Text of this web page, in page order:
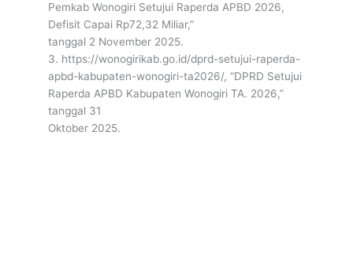
Pemkab Wonogiri Setujui Raperda APBD 2026,
Defisit Capai Rp72,32 Miliar,”
tanggal 2 November 2025.
3. https://wonogirikab.go.id/dprd-setujui-raperda-
apbd-kabupaten-wonogiri-ta2026/, “DPRD Setujui
Raperda APBD Kabupaten Wonogiri TA. 2026,”
tanggal 31
Oktober 2025.